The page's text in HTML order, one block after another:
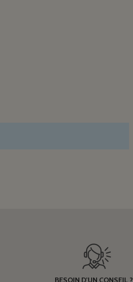
BESOIN D'UN CONSEIL ?